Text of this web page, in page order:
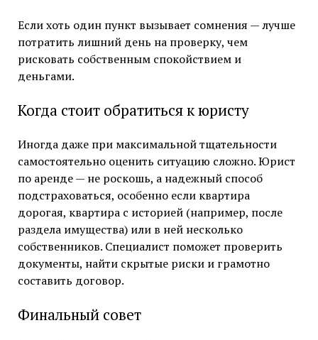
Если хоть один пункт вызывает сомнения — лучше
потратить лишний день на проверку, чем
рисковать собственным спокойствием и
деньгами.
Когда стоит обратиться к юристу
Иногда даже при максимальной тщательности
самостоятельно оценить ситуацию сложно. Юрист
по аренде — не роскошь, а надежный способ
подстраховаться, особенно если квартира
дорогая, квартира с историей (например, после
раздела имущества) или в ней несколько
собственников. Специалист поможет проверить
документы, найти скрытые риски и грамотно
составить договор.
Финальный совет